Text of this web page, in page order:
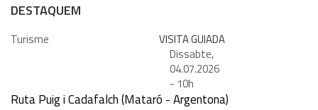
DESTAQUEM
Turisme
VISITA GUIADA
Dissabte,
04.07.2026
- 10h
Ruta Puig i Cadafalch (Mataró - Argentona)